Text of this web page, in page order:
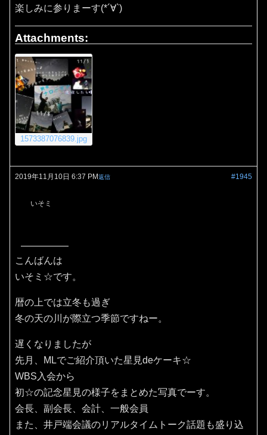
楽しみに参りまーす(*´∀`)
Attachments:
1573387076839.jpg
2019年11月10日 6:37 PM #1945
返信
いそミ
こんばんは
いそミ☆です。
暦の上では立冬も過ぎ
冬の天の川が際立つ季節ですねー。
遅くなりましたが
先月、MLでご紹介頂いた星見deケーキ☆
WBS入会から
初☆の記念星見の様子をまとめた写真でーす。
会長、副会長、会計、一般会員
また、井戸端会議のリアルタイムトーク話題も盛り込